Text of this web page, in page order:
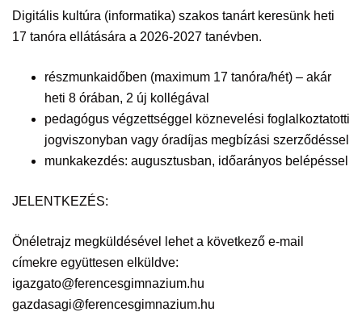
Digitális kultúra (informatika) szakos tanárt keresünk heti
17 tanóra ellátására a 2026-2027 tanévben.
részmunkaidőben (maximum 17 tanóra/hét) – akár
heti 8 órában, 2 új kollégával
pedagógus végzettséggel köznevelési foglalkoztatotti
jogviszonyban vagy óradíjas megbízási szerződéssel
munkakezdés: augusztusban, időarányos belépéssel
JELENTKEZÉS:
Önéletrajz megküldésével lehet a következő e-mail
címekre együttesen elküldve:
igazgato@ferencesgimnazium.hu
gazdasagi@ferencesgimnazium.hu